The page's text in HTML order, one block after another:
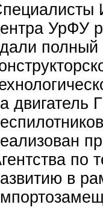
УрФУ
полный
двигатель
по
в